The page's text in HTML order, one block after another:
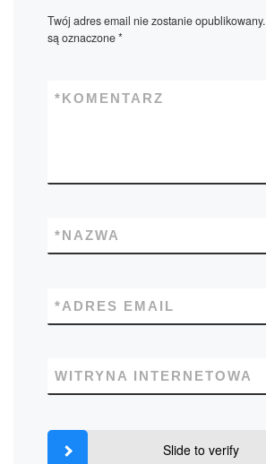
Twój adres email nie zostanie opublikowany.
są oznaczone*
KOMENTARZ
*
NAZWA
*
ADRES EMAIL
*
WITRYNA INTERNETOWA
Slide to verify